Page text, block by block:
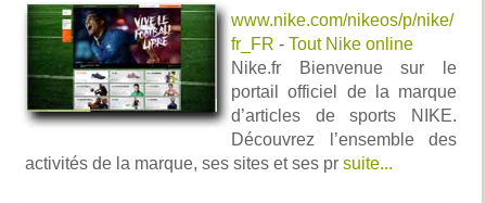
www.nike.com/nikeos/p/nike/
fr_FR - Tout Nike online
Nike.fr Bienvenue sur le
portail officiel de la marque
d’articles de sports NIKE.
Découvrez l’ensemble des
activités de la marque, ses sites et ses pr suite...